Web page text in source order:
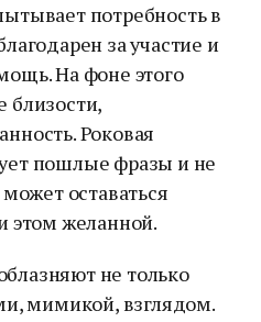
потребность в
за участие и
На фоне этого
близости,
Роковая
пошлые фразы и не
оставаться
этом желанной.
не только
мимикой, взглядом.